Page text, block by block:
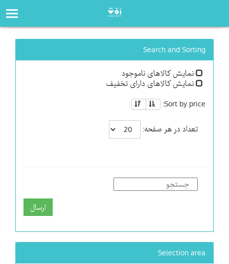
Search and Sorting
نمایش کالاهای ناموجود
نمایش کالاهای دارای تخفیف
Sort by price:
تعداد در هر صفحه:
ارسال
Selection area